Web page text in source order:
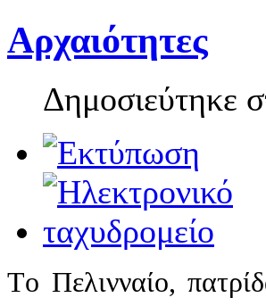
Αρχαιότητες
Δημοσιεύτηκε
Tο Πελινναίο,